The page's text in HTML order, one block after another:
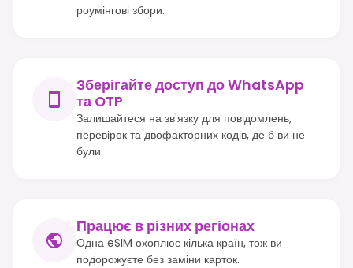
роумінгові збори.
Зберігайте доступ до WhatsApp
та OTP
Залишайтеся на зв'язку для повідомлень,
перевірок та двофакторних кодів, де б ви не
були.
Працює в різних регіонах
Одна eSIM охоплює кілька країн, тож ви
подорожуєте без заміни карток.